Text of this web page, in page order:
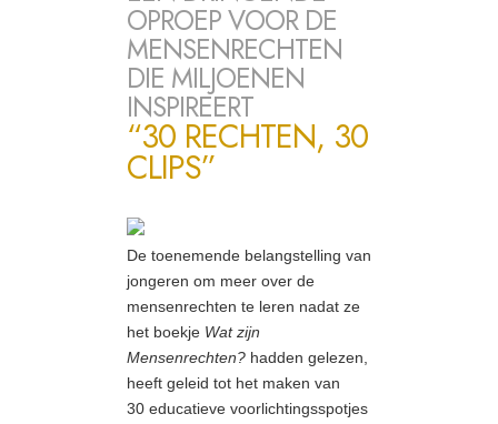
OPROEP VOOR DE
MENSENRECHTEN
DIE MILJOENEN
INSPIREERT
“30 RECHTEN, 30
CLIPS”
De toenemende belangstelling van
jongeren om meer over de
mensenrechten te leren nadat ze
het boekje Wat zijn
Mensenrechten? hadden gelezen,
heeft geleid tot het maken van
30 educatieve voorlichtingsspotjes